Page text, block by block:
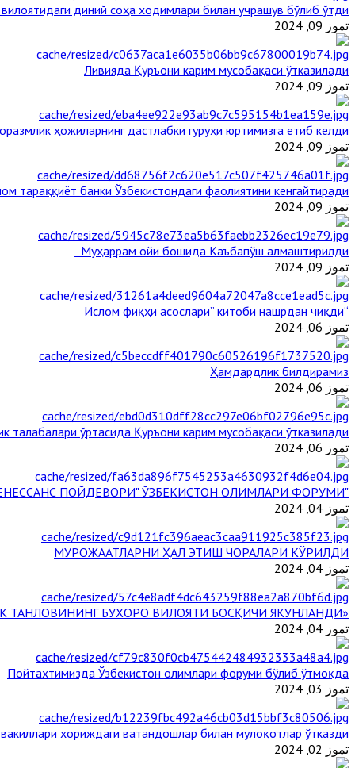
диний соҳа ходимлари билан учрашув бўлиб ўтди
تموز 09, 2024
Ливияда Қуръони карим мусобақаси ўтказилади
تموز 09, 2024
ҳожиларнинг дастлабки гуруҳи юртимизга етиб келди
تموز 09, 2024
тараққиёт банки Ўзбекистондаги фаолиятини кенгайтиради
تموز 09, 2024
Муҳаррам ойи бошида Каъбапўш алмаштирилди
تموز 09, 2024
“Ислом фиқҳи асослари” китоби нашрдан чиқди
تموز 06, 2024
Ҳамдардлик билдирамиз
تموز 06, 2024
талабалари ўртасида Қуръони карим мусобақаси ўтказилади
تموز 06, 2024
"БУЮК АЖДОДЛАР МЕРОСИ – III РЕНЕССАНС ПОЙДЕВОРИ" ЎЗБЕКИСТОН ОЛИМЛАРИ ФОРУМИ
تموز 04, 2024
МУРОЖААТЛАРНИ ҲАЛ ЭТИШ ЧОРАЛАРИ КЎРИЛДИ
تموز 04, 2024
«ЙИЛ ИМОМИ – 2024» КЎРИК ТАНЛОВИНИНГ БУХОРО ВИЛОЯТИ БОСҚИЧИ ЯКУНЛАНДИ
تموز 04, 2024
Пойтахтимизда Ўзбекистон олимлари форуми бўлиб ўтмоқда
تموز 03, 2024
хориждаги ватандошлар билан мулоқотлар ўтказди
تموز 02, 2024